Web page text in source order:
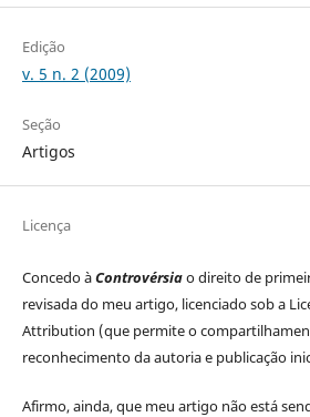
Edição
v. 5 n. 2 (2009)
Seção
Artigos
Licença
Concedo àControvérsiao direito de
revisada do meu artigo, licenciado sob a
Attribution (que permite o
reconhecimento da autoria e publicação
Afirmo, ainda, que meu artigo não está